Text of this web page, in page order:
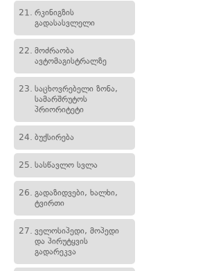
21. რკინიგზის
გადასასვლელი
22. მოძრაობა
ავტომაგისტრალზე
23. საცხოვრებელი ზონა,
სამარშრუტოს
პრიორიტეტი
24. ბუქსირება
25. სასწავლო სვლა
26. გადაზიდვები, ხალხი,
ტვირთი
27. ველოსიპედი, მოპედი
და პირუტყვის
გადარეკვა